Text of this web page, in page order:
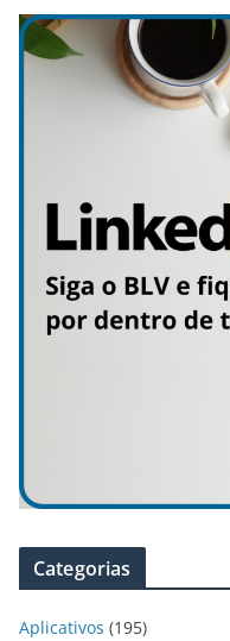
Categorias
Aplicativos (195)